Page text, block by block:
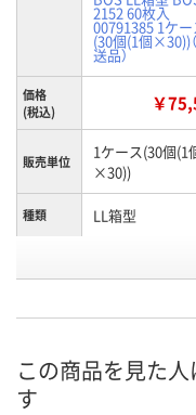
2152 60枚入
00791385 1ケー
(30個(1個×30))
送品）
価格
(税込)
￥
販売単位
1ケース(30個(1
×30))
種類 LL箱型
この商品を見た
す